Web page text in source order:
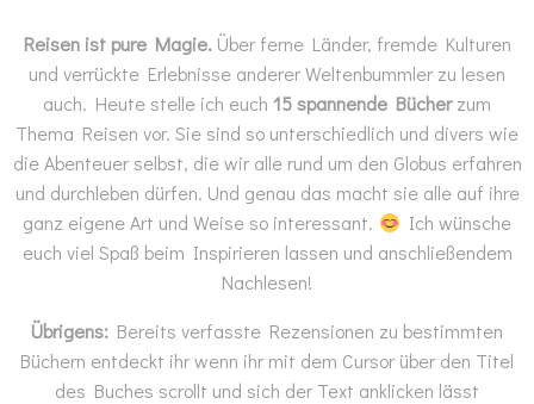
Reisen ist pure Magie.Über ferne Länder, fremde Kulturen
und verrückte Erlebnisse anderer Weltenbummler zu lesen
auch. Heute stelle ich euch 15 spannende Bücherzum
Thema Reisen vor. Sie sind so unterschiedlich und divers wie
die Abenteuer selbst, die wir alle rund um den Globus erfahren
und durchleben dürfen. Und genau das macht sie alle auf ihre
ganz eigene Art und Weise so interessant.
Ich wünsche
euch viel Spaß beim Inspirieren lassen und anschließendem
Nachlesen!
Übrigens: Bereits verfasste Rezensionen zu bestimmten
Büchern entdeckt ihr wenn ihr mit dem Cursor über den Titel
des Buches scrollt und sich der Text anklicken lässt